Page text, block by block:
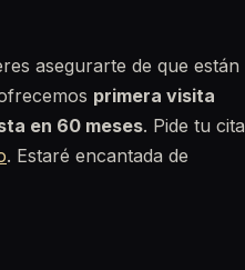
asegurarte de que están
primera visita
en 60 meses. Pide tu cita
. Estaré encantada de